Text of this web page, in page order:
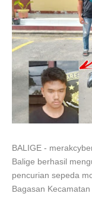
BALIGE -
Balige berhasil
pencurian sepeda
Bagasan